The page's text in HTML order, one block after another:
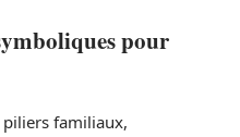
pour
piliers familiaux,